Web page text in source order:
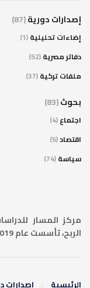
إصدارات دورية(87)
إضاءات تحليلية(1)
دفاتر مصرية(52)
ملفات تركية(37)
بحوث(83)
اجتماع(4)
اقتصاد(5)
سياسة(74)
مركز المسار
الربح، تأسست عام 2019.
الرئيسية إصدارات